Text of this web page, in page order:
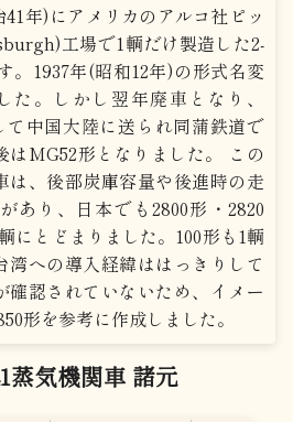
年)にアメリカのアルコ社ピッ
工場で1輌だけ製造した2-
。1937年(昭和12年)の形式名変
た。しかし翌年廃車となり、
て中国大陸に送られ同蒲鉄道で
はMG52形となりました。 この
は、後部炭庫容量や後進時の走
あり、日本でも2800形・2820
にとどまりました。100形も1輌
湾への導入経緯ははっきりして
確認されていないため、イメー
形を参考に作成しました。
蒸気機関車 諸元